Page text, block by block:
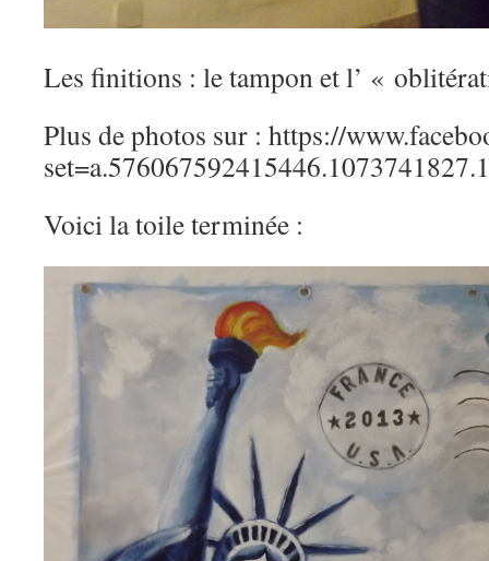
Les finitions : le tampon et l’ «
Plus de photos sur : https://
Voici la toile terminée :